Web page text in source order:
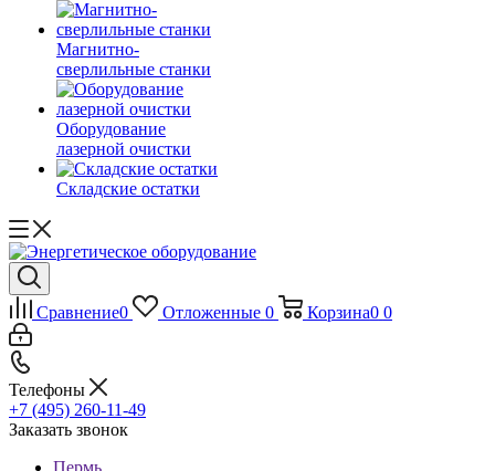
Магнитно-
сверлильные станки
Оборудование
лазерной очистки
Складские остатки
Сравнение0 Отложенные 0 Корзина0 0
Телефоны
+7 (495) 260-11-49
Заказать звонок
Пермь